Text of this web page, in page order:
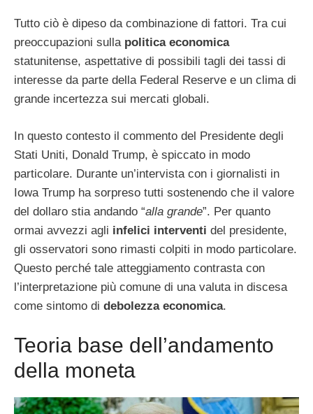
Tutto ciò è dipeso da combinazione di fattori. Tra cui
preoccupazioni sulla politica economica
statunitense, aspettative di possibili tagli dei tassi di
interesse da parte della Federal Reserve e un clima di
grande incertezza sui mercati globali.
In questo contesto il commento del Presidente degli
Stati Uniti, Donald Trump, è spiccato in modo
particolare. Durante un’intervista con i giornalisti in
Iowa Trump ha sorpreso tutti sostenendo che il valore
del dollaro stia andando “alla grande”. Per quanto
ormai avvezzi agli infelici interventi del presidente,
gli osservatori sono rimasti colpiti in modo particolare.
Questo perché tale atteggiamento contrasta con
l’interpretazione più comune di una valuta in discesa
come sintomo di debolezza economica.
Teoria base dell’andamento
della moneta